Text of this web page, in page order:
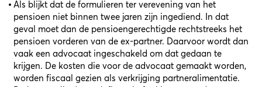
Als blijkt dat de formulieren ter verevening van het
pensioen niet binnen twee jaren zijn ingediend. In dat
geval moet dan de pensioengerechtigde rechtstreeks het
pensioen vorderen van de ex-partner. Daarvoor wordt dan
vaak een advocaat ingeschakeld om dat gedaan te
krijgen. De kosten die voor de advocaat gemaakt worden,
worden fiscaal gezien als verkrijging partneralimentatie.